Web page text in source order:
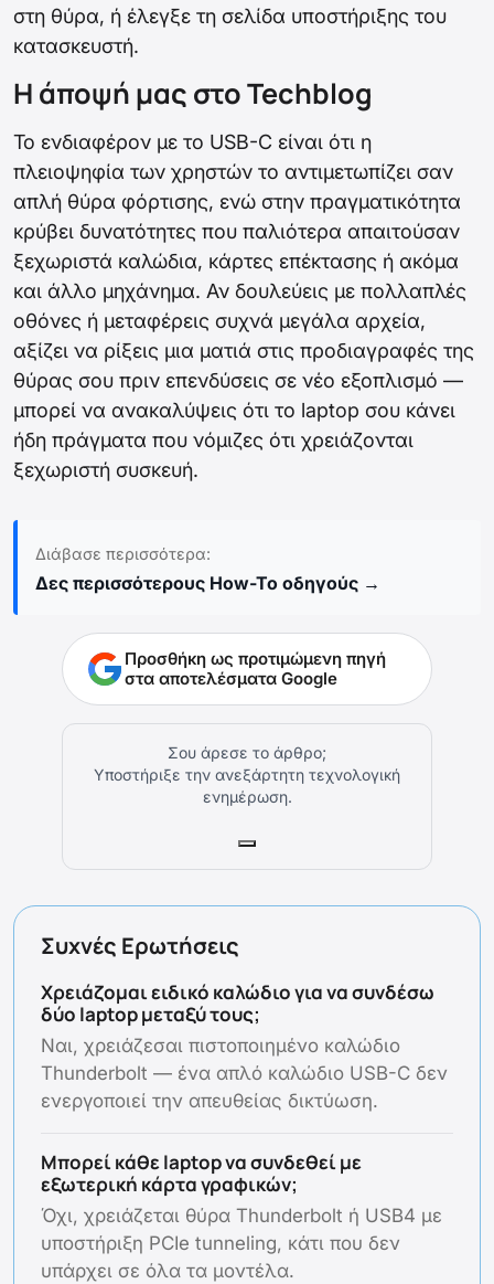
στη θύρα, ή έλεγξε τη σελίδα υποστήριξης του
κατασκευστή.
Η άποψή μας στο Techblog
Το ενδιαφέρον με το USB-C είναι ότι η
πλειοψηφία των χρηστών το αντιμετωπίζει σαν
απλή θύρα φόρτισης, ενώ στην πραγματικότητα
κρύβει δυνατότητες που παλιότερα απαιτούσαν
ξεχωριστά καλώδια, κάρτες επέκτασης ή ακόμα
και άλλο μηχάνημα. Αν δουλεύεις με πολλαπλές
οθόνες ή μεταφέρεις συχνά μεγάλα αρχεία,
αξίζει να ρίξεις μια ματιά στις προδιαγραφές της
θύρας σου πριν επενδύσεις σε νέο εξοπλισμό —
μπορεί να ανακαλύψεις ότι το laptop σου κάνει
ήδη πράγματα που νόμιζες ότι χρειάζονται
ξεχωριστή συσκευή.
Διάβασε περισσότερα:
Δες περισσότερους How-To οδηγούς →
Προσθήκη ως προτιμώμενη πηγή
στα αποτελέσματα Google
Σου άρεσε το άρθρο;
Υποστήριξε την ανεξάρτητη τεχνολογική
ενημέρωση.
Συχνές Ερωτήσεις
Χρειάζομαι ειδικό καλώδιο για να συνδέσω
δύο laptop μεταξύ τους;
Ναι, χρειάζεσαι πιστοποιημένο καλώδιο
Thunderbolt — ένα απλό καλώδιο USB-C δεν
ενεργοποιεί την απευθείας δικτύωση.
Μπορεί κάθε laptop να συνδεθεί με
εξωτερική κάρτα γραφικών;
Όχι, χρειάζεται θύρα Thunderbolt ή USB4 με
υποστήριξη PCIe tunneling, κάτι που δεν
υπάρχει σε όλα τα μοντέλα.